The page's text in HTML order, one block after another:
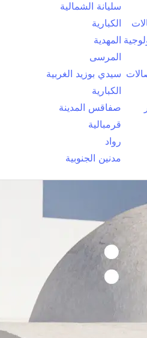
سليانة الشمالية
الكبارية
المهدية
المرسى
سيدي بوزيد الغربية
الكبارية
صفاقس المدينة
قرمبالية
رواد
مدنين الجنوبية